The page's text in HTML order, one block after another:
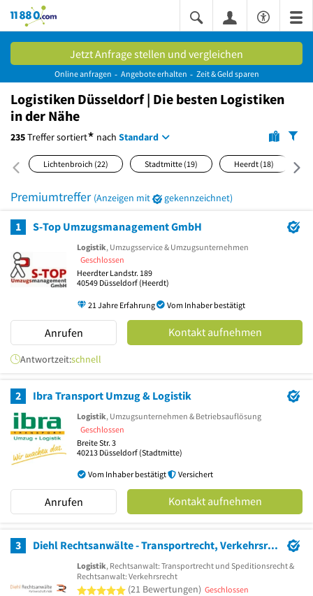
11880.com
Jetzt Anfrage stellen und vergleichen
Online anfragen Angebote erhalten Zeit & Geld sparen
Logistiken Düsseldorf | Die besten Logistiken
in der Nähe
235Treffersortiert* nach Standard
Lichtenbroich (22) Stadtmitte (19) Heerdt (18)
Premiumtreffer (Anzeigen mit gekennzeichnet)
1 S-Top Umzugsmanagement GmbH
Logistik, Umzugsservice & Umzugsunternehmen
Geschlossen
Heerdter Landstr. 189
40549 Düsseldorf (Heerdt)
21 Jahre Erfahrung Vom Inhaber bestätigt
Anrufen Kontakt aufnehmen
Antwortzeit:schnell
2 Ibra Transport Umzug & Logistik
Logistik, Umzugsunternehmen & Betriebsauflösung
Geschlossen
Breite Str. 3
40213 Düsseldorf (Stadtmitte)
Vom Inhaber bestätigt Versichert
Anrufen Kontakt aufnehmen
3 Diehl Rechtsanwälte - Transportrecht, Verkehrsrecht, Logistikrecht in Düsseldorf
Logistik, Rechtsanwalt: Transportrecht und Speditionsrecht &
Rechtsanwalt: Verkehrsrecht
5 von 5 Sternen
(21 Bewertungen) Geschlossen